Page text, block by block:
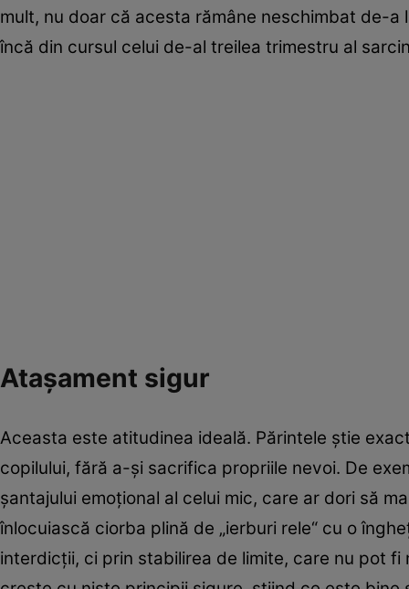
mult, nu doar că acesta rămâne neschimbat de-
încă din cursul celui de-al treilea trimestru al
Ataşament sigur
Aceasta este atitudinea ideală. Părintele ştie
copilului, fără a-şi sacrifica propriile nevoi. De
şantajului emoţional al celui mic, care ar dori să
înlocuiască ciorba plină de „ierburi rele“ cu o
interdicţii, ci prin stabilirea de limite, care nu pot